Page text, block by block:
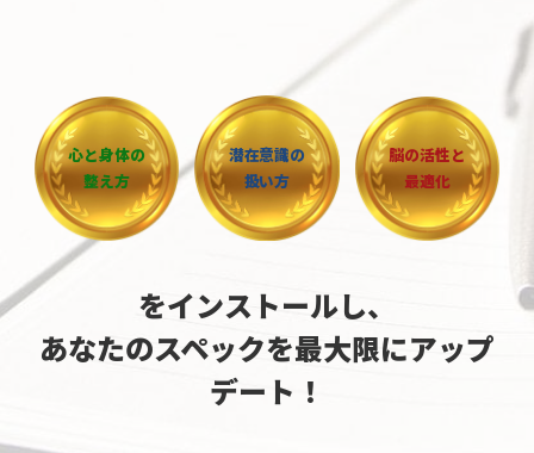
心と身体の
整え方
潜在意識の
扱い方
脳の活性と
最適化
をインストールし、
あなたのスペックを最大限にアップ
デート！